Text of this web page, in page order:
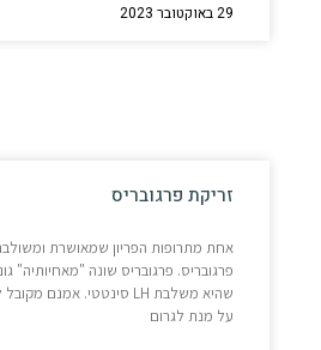
29 באוקטובר 2023
זריקת פרגובריס
אחת מתרופות הפריון שמאושרת
פרגובריס. פרגובריס שונה "מאחיותיה"
על מנת לגרום